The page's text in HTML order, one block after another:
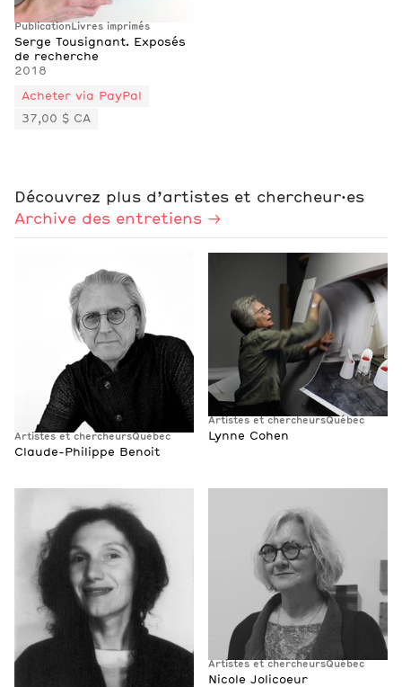
Publication Livres imprimés
Serge Tousignant. Exposés
de recherche
2018
Acheter via PayPal
37,00 $ CA
Découvrez plus d’artistes et chercheur·es
Archive des entretiens
Artistes et chercheursQuébec
Claude-Philippe Benoit
Artistes et chercheursQuébec
Lynne Cohen
Artistes et chercheursQuébec
Nicole Jolicoeur